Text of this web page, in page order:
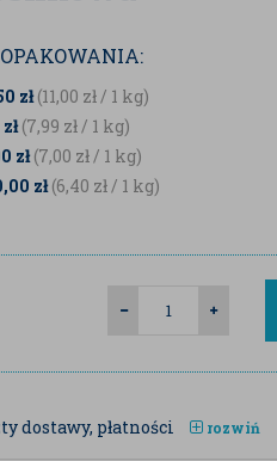
zł(11,00 zł/ 1 kg)
zł(7,99 zł/ 1 kg)
zł(7,00 zł/ 1 kg)
zł(6,40 zł/ 1 kg)
dostawy, płatności rozwiń